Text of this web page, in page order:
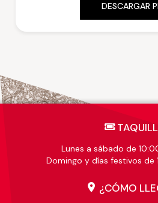
DESCARGAR
Lunes a sábado de
Domingo y días festivos de
¿CÓMO